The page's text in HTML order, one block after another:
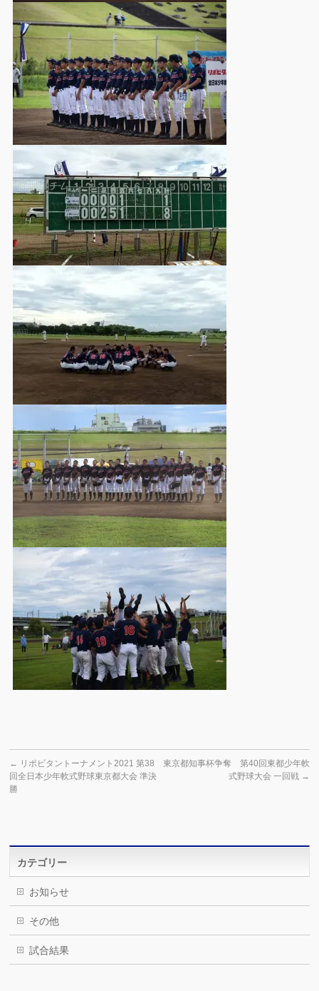
← リポビタントーナメント2021 第38
回全日本少年軟式野球東京都大会 準決
勝
東京都知事杯争奪 第40回東都少年軟
式野球大会 一回戦 →
カテゴリー
お知らせ
その他
試合結果